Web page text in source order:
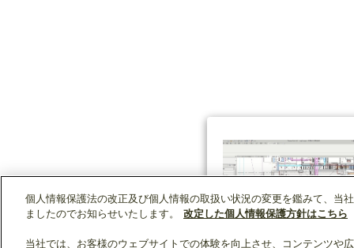
個人情報保護法の改正及び個人情報の取扱い状況の変更を鑑みて、当
ましたのでお知らせいたします。
改定した個人情報保護方針はこちら
当社では、お客様のウェブサイトでの体験を向上させ、コンテンツや